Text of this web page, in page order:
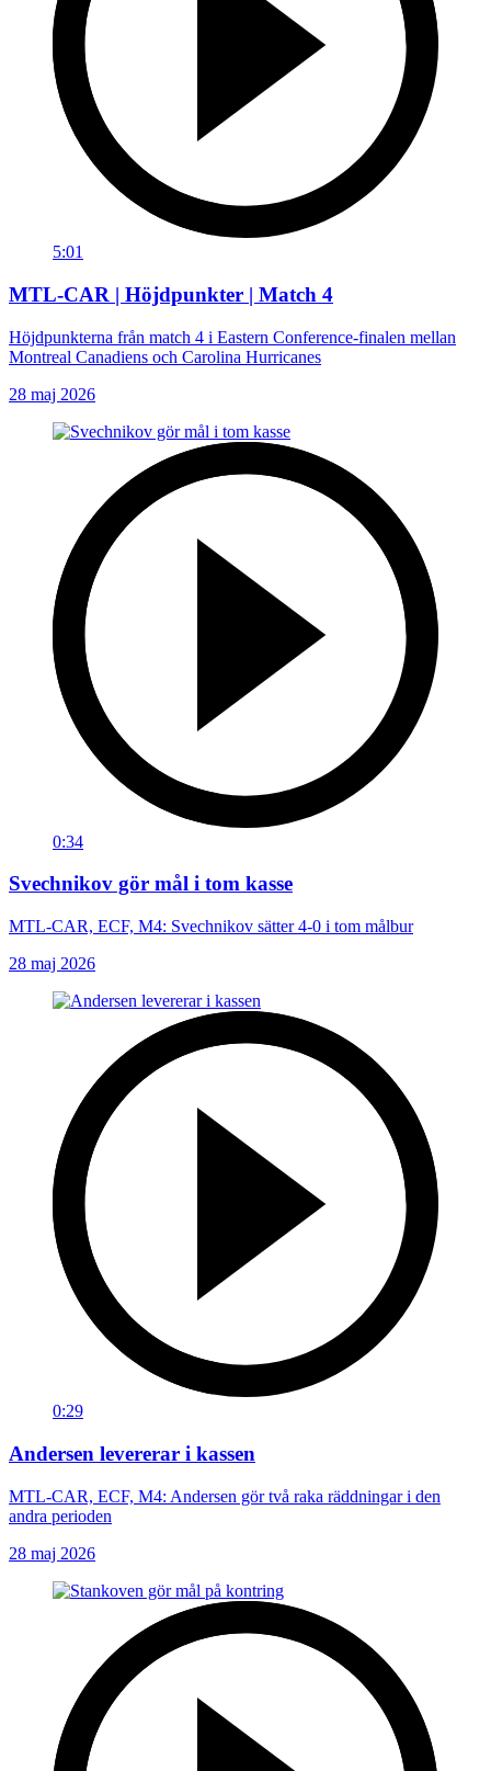
5:01
MTL-CAR | Höjdpunkter | Match 4
Höjdpunkterna från match 4 i Eastern Conference-finalen mellan
Montreal Canadiens och Carolina Hurricanes
28 maj 2026
0:34
Svechnikov gör mål i tom kasse
MTL-CAR, ECF, M4: Svechnikov sätter 4-0 i tom målbur
28 maj 2026
0:29
Andersen levererar i kassen
MTL-CAR, ECF, M4: Andersen gör två raka räddningar i den
andra perioden
28 maj 2026